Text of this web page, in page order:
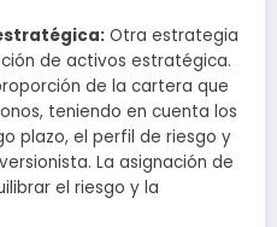
Otra estrategia
de activos estratégica.
de la cartera que
teniendo en cuenta los
plazo, el perfil de riesgo y
La asignación de
el riesgo y la